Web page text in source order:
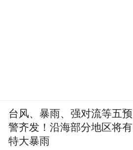
台风、暴雨、强对流等五预
警齐发！沿海部分地区将有
特大暴雨